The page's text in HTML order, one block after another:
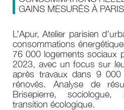
GAINS MESURÉS À PARIS
L’Apur, Atelier parisien
consommations
76 000 logements sociaux
2023, avec un focus sur
après travaux dans 9 000
rénovés. Analyse de
Brisepierre,
transition écologique.